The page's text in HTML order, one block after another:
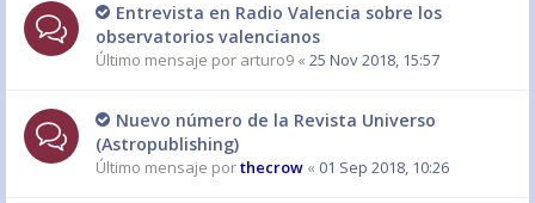
Entrevista en Radio Valencia sobre los
observatorios valencianos
Último mensaje por arturo9 « 25 Nov 2018, 15:57
Nuevo número de la Revista Universo
(Astropublishing)
Último mensaje porthecrow « 01 Sep 2018, 10:26